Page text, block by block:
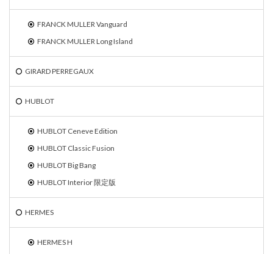
FRANCK MULLER Vanguard
FRANCK MULLER Long Island
GIRARD PERREGAUX
HUBLOT
HUBLOT Ceneve Edition
HUBLOT Classic Fusion
HUBLOT Big Bang
HUBLOT Interior 限定版
HERMES
HERMES H